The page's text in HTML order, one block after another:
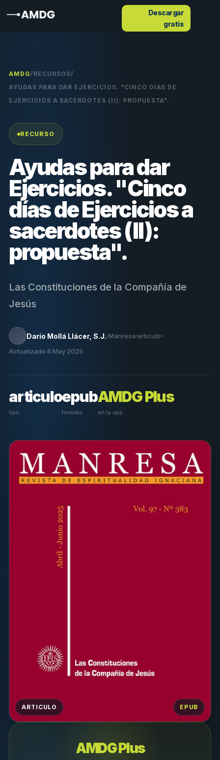
Descargar
gratis
AMDG/RECURSOS/
AYUDAS PARA DAR EJERCICIOS. "CINCO DÍAS DE
EJERCICIOS A SACERDOTES (II): PROPUESTA".
RECURSO
Ayudas para dar
Ejercicios. "Cinco
días de Ejercicios a
sacerdotes (II):
propuesta".
Las Constituciones de la Compañía de
Jesús
Darío Mollá Llácer, S.J. Manresa articulo
Actualizado 6 May 2025
articulo
tipo
epub
formato
AMDG Plus
en la app
ARTICULO EPUB
AMDG Plus